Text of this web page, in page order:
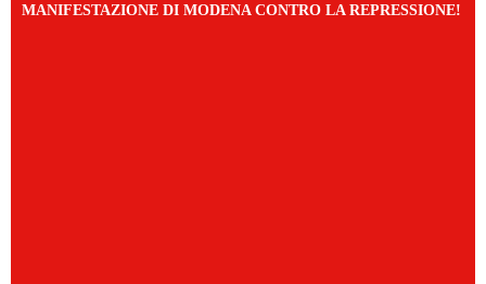
MANIFESTAZIONE DI MODENA CONTRO LA REPRESSIONE!